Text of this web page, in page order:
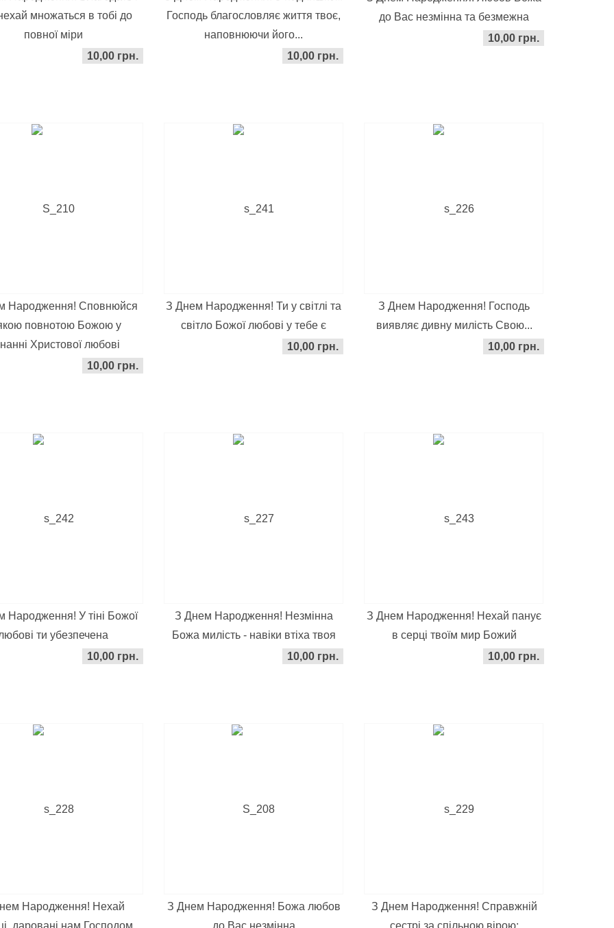
множаться в тобі до
повної міри
10,00 грн.
Господь благословляє життя твоє,
наповнюючи його...
10,00 грн.
до Вас незмінна та безмежна
10,00 грн.
Народження! Сповнюйся
повнотою Божою у
Христової любові
10,00 грн.
З Днем Народження! Ти у світлі та
світло Божої любові у тебе є
10,00 грн.
З Днем Народження! Господь
виявляє дивну милість Свою...
10,00 грн.
Народження! У тіні Божої
ти убезпечена
10,00 грн.
З Днем Народження! Незмінна
Божа милість - навіки втіха твоя
10,00 грн.
З Днем Народження! Нехай панує
в серці твоїм мир Божий
10,00 грн.
Народження! Нехай
даровані нам Господом,..
З Днем Народження! Божа любов
до Вас незмінна
З Днем Народження! Справжній
сестрі за спільною вірою: